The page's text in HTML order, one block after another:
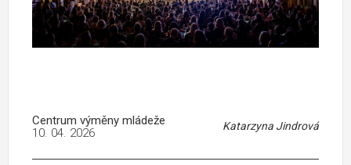
Centrum výměny mládeže Katarzyna Jindrová
10. 04. 2026